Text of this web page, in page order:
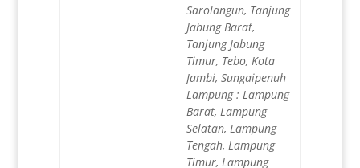
Sarolangun, Tanjung
Jabung Barat,
Tanjung Jabung
Timur, Tebo, Kota
Jambi, Sungaipenuh
Lampung : Lampung
Barat, Lampung
Selatan, Lampung
Tengah, Lampung
Timur, Lampung